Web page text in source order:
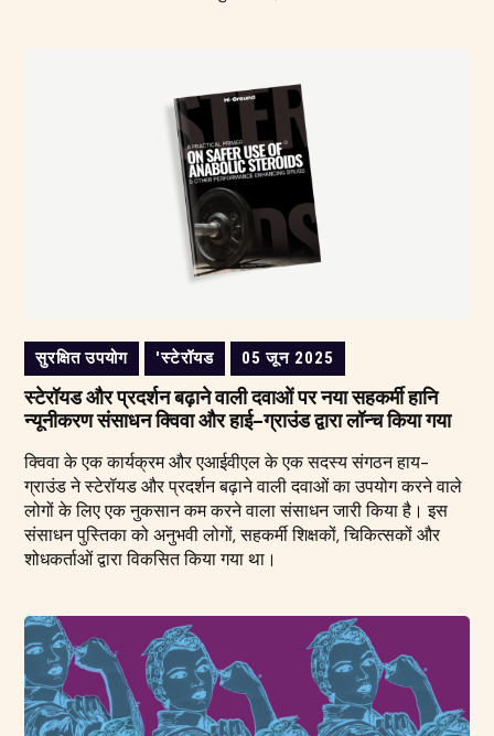
सुरक्षित उपयोग 'स्टेरॉयड 05 जून 2025
स्टेरॉयड और प्रदर्शन बढ़ाने वाली दवाओं पर नया सहकर्मी हानि
न्यूनीकरण संसाधन क्विवा और हाई-ग्राउंड द्वारा लॉन्च किया गया
क्विवा के एक कार्यक्रम और एआईवीएल के एक सदस्य संगठन हाय-
ग्राउंड ने स्टेरॉयड और प्रदर्शन बढ़ाने वाली दवाओं का उपयोग करने वाले
लोगों के लिए एक नुकसान कम करने वाला संसाधन जारी किया है। इस
संसाधन पुस्तिका को अनुभवी लोगों, सहकर्मी शिक्षकों, चिकित्सकों और
शोधकर्ताओं द्वारा विकसित किया गया था।